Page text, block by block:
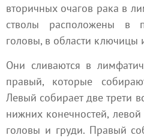
вторичных очагов рака в
стволы расположены в
головы, в области
Они сливаются в
правый, которые
Левый собирает две трети
нижних конечностей,
головы и груди. Правый